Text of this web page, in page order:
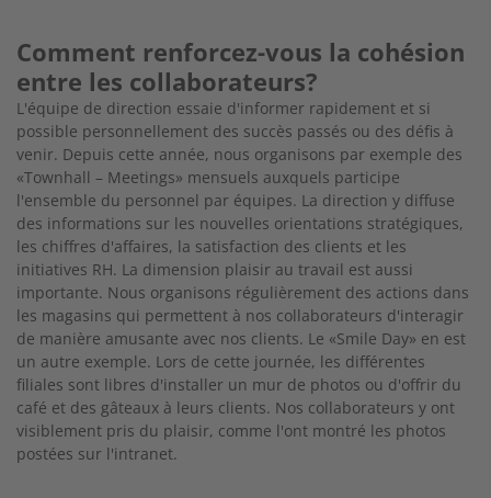
Comment renforcez-vous la cohésion
entre les collaborateurs?
L'équipe de direction essaie d'informer rapidement et si
possible personnellement des succès passés ou des défis à
venir. Depuis cette année, nous organisons par exemple des
«Townhall – Meetings» mensuels auxquels participe
l'ensemble du personnel par équipes. La direction y diffuse
des informations sur les nouvelles orientations stratégiques,
les chiffres d'affaires, la satisfaction des clients et les
initiatives RH. La dimension plaisir au travail est aussi
importante. Nous organisons régulièrement des actions dans
les magasins qui permettent à nos collaborateurs d'interagir
de manière amusante avec nos clients. Le «Smile Day» en est
un autre exemple. Lors de cette journée, les différentes
filiales sont libres d'installer un mur de photos ou d'offrir du
café et des gâteaux à leurs clients. Nos collaborateurs y ont
visiblement pris du plaisir, comme l'ont montré les photos
postées sur l'intranet.